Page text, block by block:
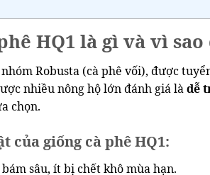
HQ1 là gì và vì
Robusta (cà phê vối), được
nhiều nông hộ lớn đánh giá làdễ
chọn.
của giống cà phê HQ1:
bám sâu, ít bị chết khô mùa hạn.